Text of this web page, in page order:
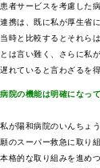
患者サービスを考慮した
連携は、既に私が厚生省
当時と比較するとそれら
とは言い難く、さらに私
遅れていると言わざるを得
病院の機能は明確になっ
私が陽和病院のいんちょ
願のスーパー救急に取り
本格的な取り組みを進め